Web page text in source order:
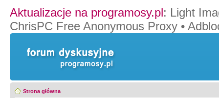
Aktualizacje na programosy.pl: Light
ChrisPC Free Anonymous Proxy •
Strona główna